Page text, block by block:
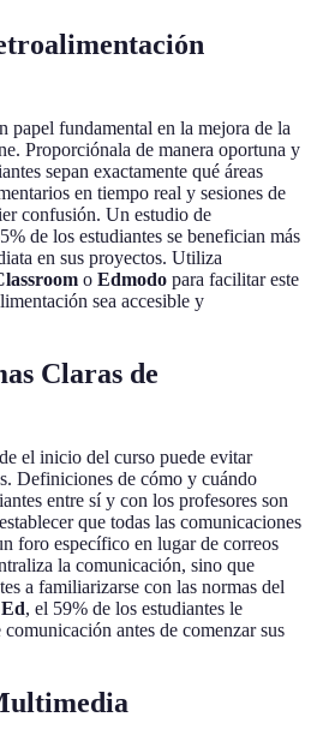
papel fundamental en la mejora de la
Proporciónala de manera oportuna y
sepan exactamente qué áreas
en tiempo real y sesiones de
confusión. Un estudio de
de los estudiantes se benefician más
en sus proyectos. Utiliza
o Edmodo para facilitar este
sea accesible y
Claras de
el inicio del curso puede evitar
Definiciones de cómo y cuándo
entre sí y con los profesores son
que todas las comunicaciones
foro específico en lugar de correos
la comunicación, sino que
a familiarizarse con las normas del
, el 59% de los estudiantes le
antes de comenzar sus